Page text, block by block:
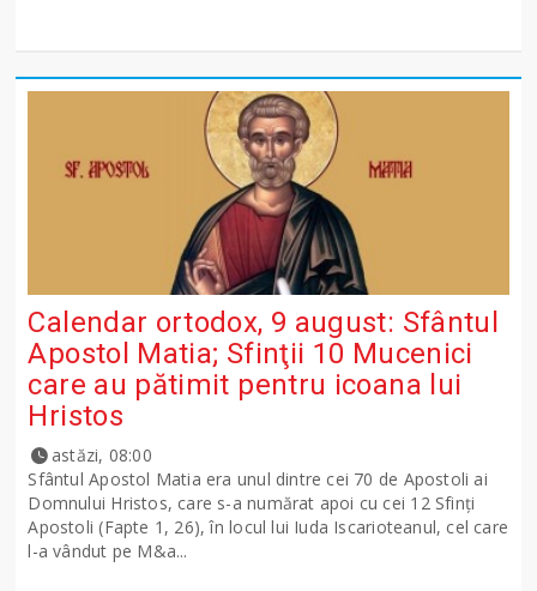
Calendar ortodox, 9 august: Sfântul
Apostol Matia; Sfinţii 10 Mucenici
care au pătimit pentru icoana lui
Hristos
astăzi, 08:00
Sfântul Apostol Matia era unul dintre cei 70 de Apostoli ai
Domnului Hristos, care s-a numărat apoi cu cei 12 Sfinţi
Apostoli (Fapte 1, 26), în locul lui Iuda Iscarioteanul, cel care
l-a vândut pe M&a...